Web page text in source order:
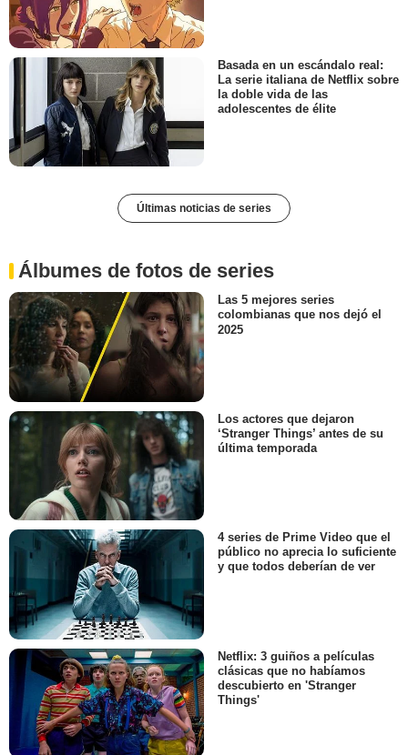
Basada en un escándalo real:
La serie italiana de Netflix sobre
la doble vida de las
adolescentes de élite
Últimas noticias de series
Álbumes de fotos de series
Las 5 mejores series
colombianas que nos dejó el
2025
Los actores que dejaron
‘Stranger Things’ antes de su
última temporada
4 series de Prime Video que el
público no aprecia lo suficiente
y que todos deberían de ver
Netflix: 3 guiños a películas
clásicas que no habíamos
descubierto en 'Stranger
Things'